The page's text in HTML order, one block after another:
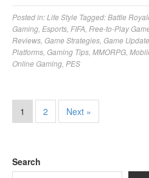
Posted in:Life Style Tagged:Battle
Gaming Esports FIFA Free-to-Play
Reviews Game Strategies Game
Platforms Gaming Tips MMORPG
Online Gaming PES
1 2 Next »
Search